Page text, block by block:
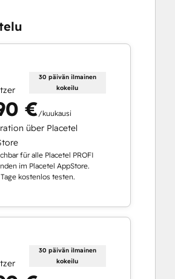
30 päivän ilmainen
kokeilu
€/kuukausi
über Placetel
für alle Placetel PROFI
im Placetel AppStore.
kostenlos testen.
30 päivän ilmainen
kokeilu